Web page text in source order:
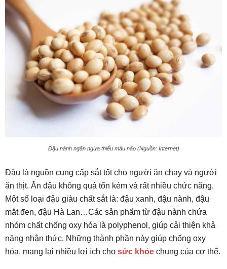
Đậu nành ngăn ngừa thiếu máu não (Nguồn: Internet)
Đậu là nguồn cung cấp sắt tốt cho người ăn chay và người
ăn thịt. Ăn đậu không quá tốn kém và rất nhiều chức năng.
Một số loại đậu giàu chất sắt là: đậu xanh, đậu nành, đậu
mắt đen, đậu Hà Lan…Các sản phẩm từ đậu nành chứa
nhóm chất chống oxy hóa là polyphenol, giúp cải thiện khả
năng nhận thức. Những thành phần này giúp chống oxy
hóa, mang lại nhiều lợi ích cho sức khỏe chung của cơ thể.